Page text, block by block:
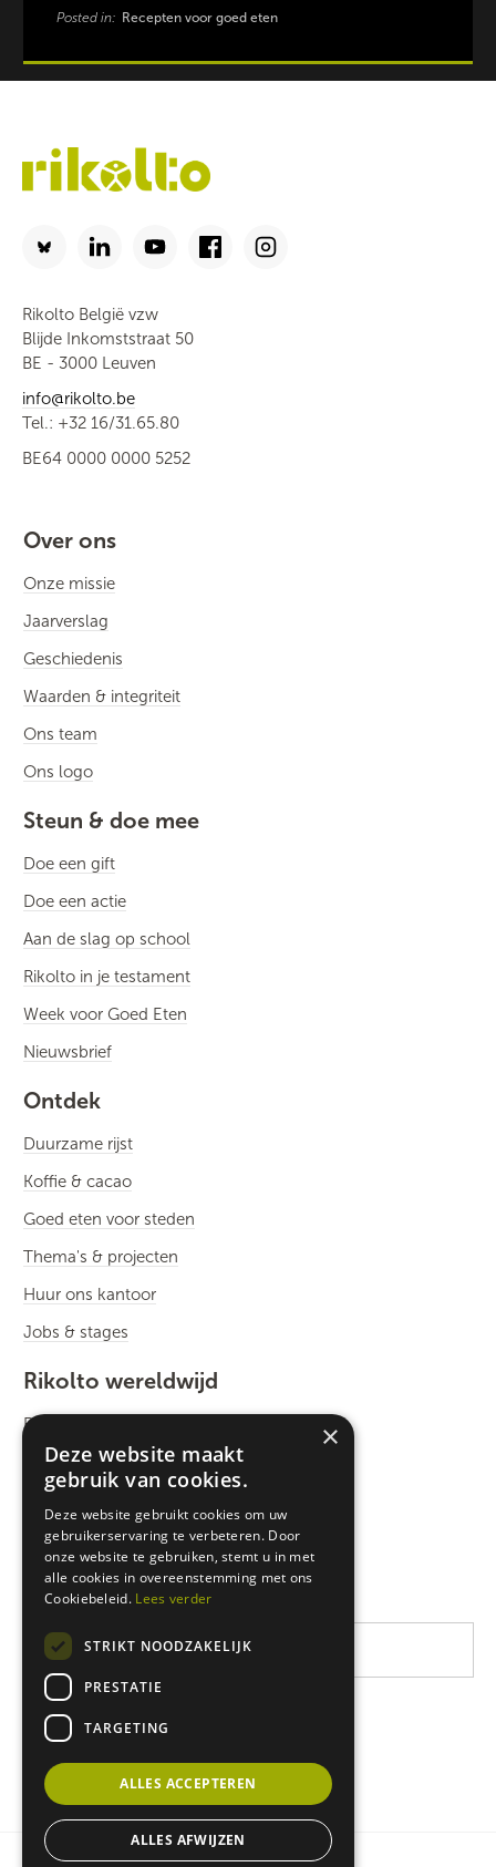
Posted in: Recepten voor goed eten
Rikolto België vzw
Blijde Inkomststraat 50
BE - 3000 Leuven
info@rikolto.be
Tel.: +32 16/31.65.80
BE64 0000 0000 5252
Over ons
Onze missie
Jaarverslag
Geschiedenis
Waarden & integriteit
Ons team
Ons logo
Steun & doe mee
Doe een gift
Doe een actie
Aan de slag op school
Rikolto in je testament
Week voor Goed Eten
Nieuwsbrief
Ontdek
Duurzame rijst
Koffie & cacao
Goed eten voor steden
Thema's & projecten
Huur ons kantoor
Jobs & stages
Rikolto wereldwijd
Rikolto International
Zuid-Oost Azië
West-Afrika
Latijns-Amerika
Privacy & cookie policy
×
Deze website maakt
gebruik van cookies.
Deze website gebruikt cookies om uw
gebruikerservaring te verbeteren. Door
onze website te gebruiken, stemt u in met
alle cookies in overeenstemming met ons
Cookiebeleid. Lees verder
STRIKT NOODZAKELIJK
PRESTATIE
TARGETING
ALLES ACCEPTEREN
ALLES AFWIJZEN